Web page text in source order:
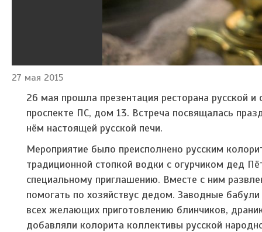
27 мая 2015
26 мая прошла презентация ресторана русской
проспекте ПС, дом 13. Встреча посвящалась
нём настоящей русской печи.
Мероприятие было преисполнено русским
традиционной стопкой водки с огурчиком дед
специальному приглашению. Вместе с ним
помогать по хозяйствус дедом. Заводные
всех желающих приготовлению блинчиков,
добавляли колорита коллективы русской